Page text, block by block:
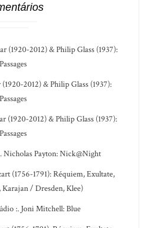
(1920-2012) & Philip Glass (1937):
Passages
2012) & Philip Glass (1937):
Passages
(1920-2012) & Philip Glass (1937):
Passages
Nicholas Payton: Nick@Night
(1756-1791): Réquiem, Exultate,
Karajan / Dresden, Klee)
:. Joni Mitchell: Blue